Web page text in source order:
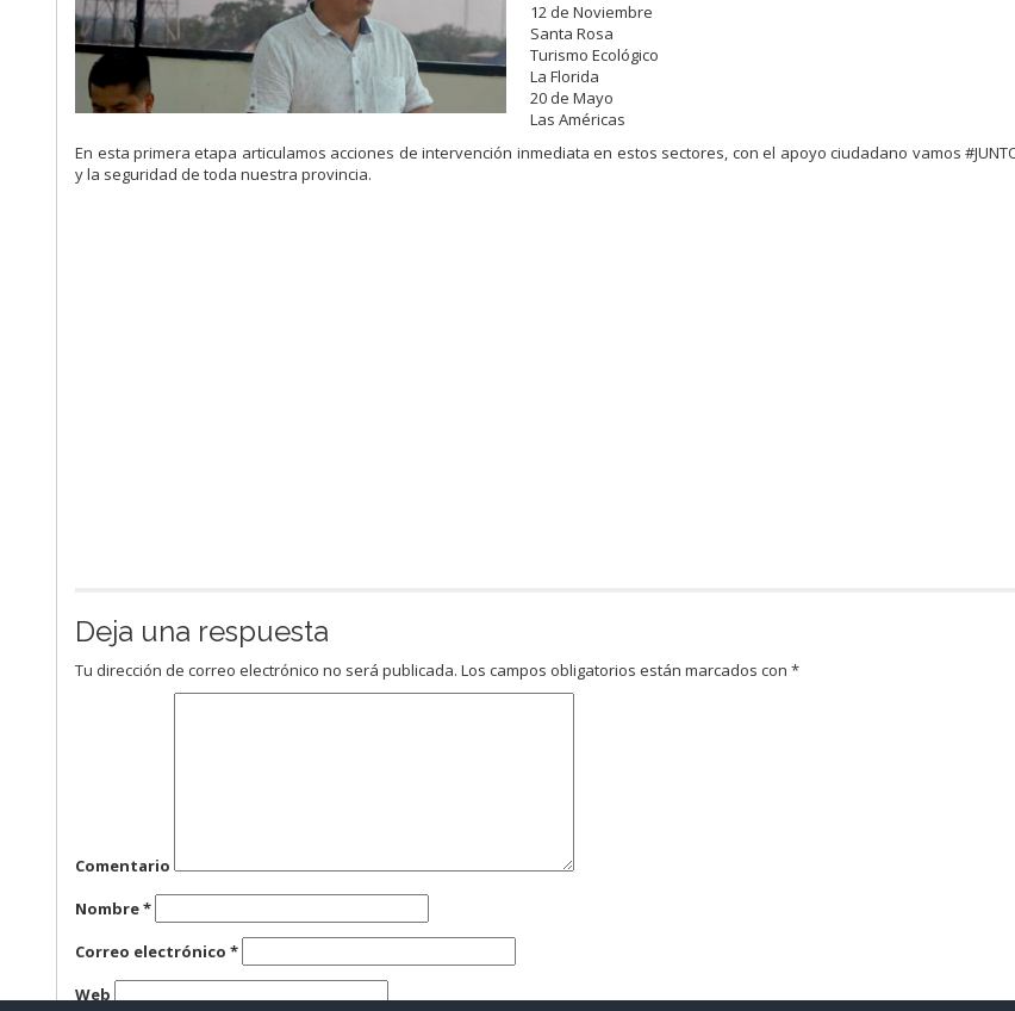
12 de Noviembre
Santa Rosa
Turismo Ecológico
La Florida
20 de Mayo
Las Américas
En esta primera etapa articulamos acciones de intervención inmediata en estos sectores, con el apoyo ciudadano vamos
y la seguridad de toda nuestra provincia.
Deja una respuesta
Tu dirección de correo electrónico no será publicada. Los campos obligatorios están marcados con*
Comentario
Nombre*
Correo electrónico*
Web